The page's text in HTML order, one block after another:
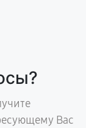
Вас